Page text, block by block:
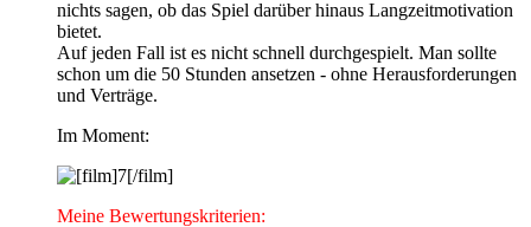
nichts sagen, ob das Spiel darüber hinaus Langzeitmotivation
bietet.
Auf jeden Fall ist es nicht schnell durchgespielt. Man sollte
schon um die 50 Stunden ansetzen - ohne Herausforderungen
und Verträge.
Im Moment:
Meine Bewertungskriterien: